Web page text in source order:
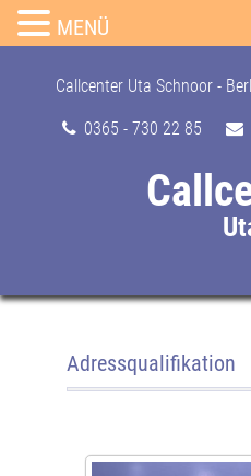
Callcenter Uta Schnoor -
0365 - 730 22 85
Adressqualifikation
MENÜ